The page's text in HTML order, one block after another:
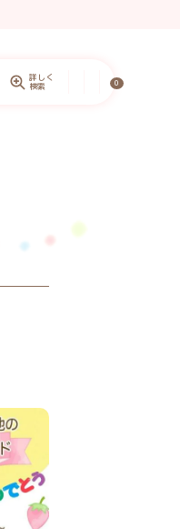
詳しく
検索 0